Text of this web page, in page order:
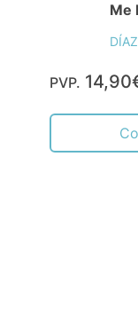
Me
PVP.